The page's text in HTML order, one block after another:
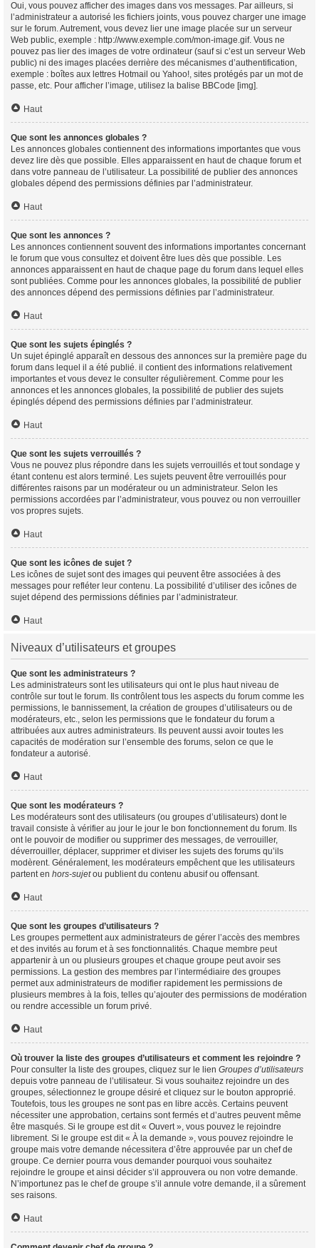
Oui, vous pouvez afficher des images dans vos messages. Par ailleurs, si
l’administrateur a autorisé les fichiers joints, vous pouvez charger une image
sur le forum. Autrement, vous devez lier une image placée sur un serveur
Web public, exemple : http://www.exemple.com/mon-image.gif. Vous ne
pouvez pas lier des images de votre ordinateur (sauf si c’est un serveur Web
public) ni des images placées derrière des mécanismes d’authentification,
exemple : boîtes aux lettres Hotmail ou Yahoo!, sites protégés par un mot de
passe, etc. Pour afficher l’image, utilisez la balise BBCode [img].
Haut
Que sont les annonces globales ?
Les annonces globales contiennent des informations importantes que vous
devez lire dès que possible. Elles apparaissent en haut de chaque forum et
dans votre panneau de l’utilisateur. La possibilité de publier des annonces
globales dépend des permissions définies par l’administrateur.
Haut
Que sont les annonces ?
Les annonces contiennent souvent des informations importantes concernant
le forum que vous consultez et doivent être lues dès que possible. Les
annonces apparaissent en haut de chaque page du forum dans lequel elles
sont publiées. Comme pour les annonces globales, la possibilité de publier
des annonces dépend des permissions définies par l’administrateur.
Haut
Que sont les sujets épinglés ?
Un sujet épinglé apparaît en dessous des annonces sur la première page du
forum dans lequel il a été publié. il contient des informations relativement
importantes et vous devez le consulter régulièrement. Comme pour les
annonces et les annonces globales, la possibilité de publier des sujets
épinglés dépend des permissions définies par l’administrateur.
Haut
Que sont les sujets verrouillés ?
Vous ne pouvez plus répondre dans les sujets verrouillés et tout sondage y
étant contenu est alors terminé. Les sujets peuvent être verrouillés pour
différentes raisons par un modérateur ou un administrateur. Selon les
permissions accordées par l’administrateur, vous pouvez ou non verrouiller
vos propres sujets.
Haut
Que sont les icônes de sujet ?
Les icônes de sujet sont des images qui peuvent être associées à des
messages pour refléter leur contenu. La possibilité d’utiliser des icônes de
sujet dépend des permissions définies par l’administrateur.
Haut
Niveaux d’utilisateurs et groupes
Que sont les administrateurs ?
Les administrateurs sont les utilisateurs qui ont le plus haut niveau de
contrôle sur tout le forum. Ils contrôlent tous les aspects du forum comme les
permissions, le bannissement, la création de groupes d’utilisateurs ou de
modérateurs, etc., selon les permissions que le fondateur du forum a
attribuées aux autres administrateurs. Ils peuvent aussi avoir toutes les
capacités de modération sur l’ensemble des forums, selon ce que le
fondateur a autorisé.
Haut
Que sont les modérateurs ?
Les modérateurs sont des utilisateurs (ou groupes d’utilisateurs) dont le
travail consiste à vérifier au jour le jour le bon fonctionnement du forum. Ils
ont le pouvoir de modifier ou supprimer des messages, de verrouiller,
déverrouiller, déplacer, supprimer et diviser les sujets des forums qu’ils
modèrent. Généralement, les modérateurs empêchent que les utilisateurs
partent en hors-sujetou publient du contenu abusif ou offensant.
Haut
Que sont les groupes d’utilisateurs ?
Les groupes permettent aux administrateurs de gérer l’accès des membres
et des invités au forum et à ses fonctionnalités. Chaque membre peut
appartenir à un ou plusieurs groupes et chaque groupe peut avoir ses
permissions. La gestion des membres par l’intermédiaire des groupes
permet aux administrateurs de modifier rapidement les permissions de
plusieurs membres à la fois, telles qu’ajouter des permissions de modération
ou rendre accessible un forum privé.
Haut
Où trouver la liste des groupes d’utilisateurs et comment les rejoindre ?
Pour consulter la liste des groupes, cliquez sur le lien Groupes d’utilisateurs
depuis votre panneau de l’utilisateur. Si vous souhaitez rejoindre un des
groupes, sélectionnez le groupe désiré et cliquez sur le bouton approprié.
Toutefois, tous les groupes ne sont pas en libre accès. Certains peuvent
nécessiter une approbation, certains sont fermés et d’autres peuvent même
être masqués. Si le groupe est dit « Ouvert », vous pouvez le rejoindre
librement. Si le groupe est dit « À la demande », vous pouvez rejoindre le
groupe mais votre demande nécessitera d’être approuvée par un chef de
groupe. Ce dernier pourra vous demander pourquoi vous souhaitez
rejoindre le groupe et ainsi décider s’il approuvera ou non votre demande.
N’importunez pas le chef de groupe s’il annule votre demande, il a sûrement
ses raisons.
Haut